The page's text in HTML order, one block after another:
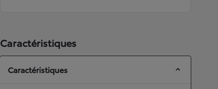
Caractéristiques
Caractéristiques